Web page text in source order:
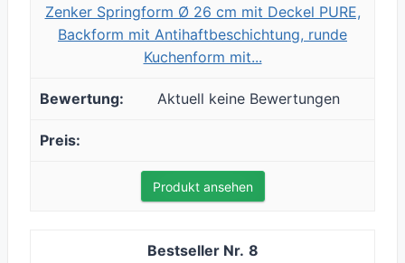
Zenker Springform Ø 26 cm mit Deckel PURE,
Backform mit Antihaftbeschichtung, runde
Kuchenform mit...
Aktuell keine Bewertungen
Produkt ansehen
8